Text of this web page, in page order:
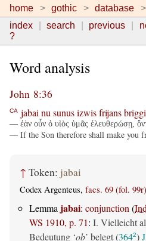
home gothic database
index
search previous
?
Word analysis
John 8:36
CA jabai nu sunusizwisfrijans
— ἐὰν οὖν ὁ υἱὸς ὑμᾶς ἐλευθερώσῃ,
— If the Son therefore shall make you
↑ Token: jabai
Codex Argenteus, facs. 69 (fol. 99r)
Lemma jabai: conjunction (
WS 1910, p. 71: I. Vielleicht
Bedeutung ‘ob’ belegt (3642)